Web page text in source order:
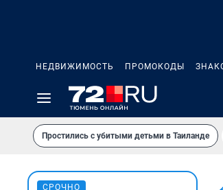
НЕДВИЖИМОСТЬ ПРОМОКОДЫ
Простились с убитыми детьми в Таиланде
СРОЧНО